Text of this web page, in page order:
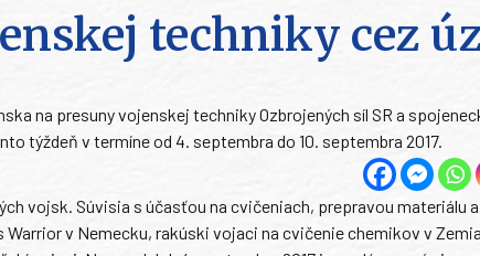
techniky cez
na presuny vojenskej techniky Ozbrojených síl SR a
týždeň v termíne od 4. septembra do 10. septembra 2017.
vojsk. Súvisia s účasťou na cvičeniach, prepravou materiálu
v Nemecku, rakúski vojaci na cvičenie chemikov v